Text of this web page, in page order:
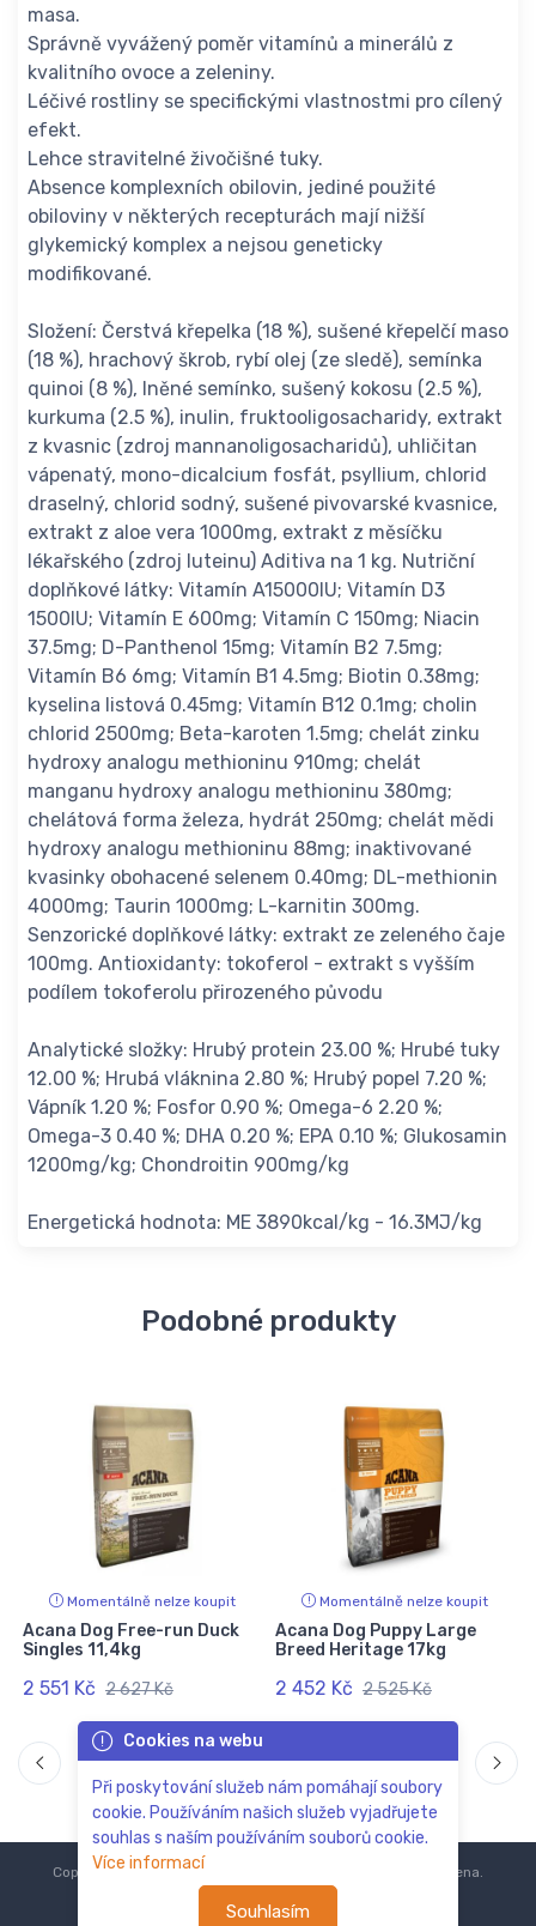
masa.
Správně vyvážený poměr vitamínů a minerálů z
kvalitního ovoce a zeleniny.
Léčivé rostliny se specifickými vlastnostmi pro cílený
efekt.
Lehce stravitelné živočišné tuky.
Absence komplexních obilovin, jediné použité
obiloviny v některých recepturách mají nižší
glykemický komplex a nejsou geneticky
modifikované.
Složení: Čerstvá křepelka (18 %), sušené křepelčí maso
(18 %), hrachový škrob, rybí olej (ze sledě), semínka
quinoi (8 %), lněné semínko, sušený kokosu (2.5 %),
kurkuma (2.5 %), inulin, fruktooligosacharidy, extrakt
z kvasnic (zdroj mannanoligosacharidů), uhličitan
vápenatý, mono-dicalcium fosfát, psyllium, chlorid
draselný, chlorid sodný, sušené pivovarské kvasnice,
extrakt z aloe vera 1000mg, extrakt z měsíčku
lékařského (zdroj luteinu) Aditiva na 1 kg. Nutriční
doplňkové látky: Vitamín A15000IU; Vitamín D3
1500IU; Vitamín E 600mg; Vitamín C 150mg; Niacin
37.5mg; D-Panthenol 15mg; Vitamín B2 7.5mg;
Vitamín B6 6mg; Vitamín B1 4.5mg; Biotin 0.38mg;
kyselina listová 0.45mg; Vitamín B12 0.1mg; cholin
chlorid 2500mg; Beta-karoten 1.5mg; chelát zinku
hydroxy analogu methioninu 910mg; chelát
manganu hydroxy analogu methioninu 380mg;
chelátová forma železa, hydrát 250mg; chelát mědi
hydroxy analogu methioninu 88mg; inaktivované
kvasinky obohacené selenem 0.40mg; DL-methionin
4000mg; Taurin 1000mg; L-karnitin 300mg.
Senzorické doplňkové látky: extrakt ze zeleného čaje
100mg. Antioxidanty: tokoferol - extrakt s vyšším
podílem tokoferolu přirozeného původu
Analytické složky: Hrubý protein 23.00 %; Hrubé tuky
12.00 %; Hrubá vláknina 2.80 %; Hrubý popel 7.20 %;
Vápník 1.20 %; Fosfor 0.90 %; Omega-6 2.20 %;
Omega-3 0.40 %; DHA 0.20 %; EPA 0.10 %; Glukosamin
1200mg/kg; Chondroitin 900mg/kg
Energetická hodnota: ME 3890kcal/kg - 16.3MJ/kg
Podobné produkty
Momentálně nelze koupit
Acana Dog Free-run Duck
Singles 11,4kg
2 551 Kč 2 627 Kč
Momentálně nelze koupit
Acana Dog Puppy Large
Breed Heritage 17kg
2 452 Kč 2 525 Kč
Cookies na webu
Při poskytování služeb nám pomáhají soubory
cookie. Používáním našich služeb vyjadřujete
souhlas s naším používáním souborů cookie.
Více informací
Souhlasím
Copyright © 2018-2024 Všechna práva vyhrazena.